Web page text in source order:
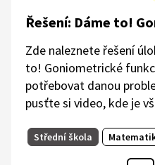
Řešení: Dáme to!
Zde naleznete řešení
to! Goniometrické
potřebovat danou
pusťte si video, kde je
Střední škola